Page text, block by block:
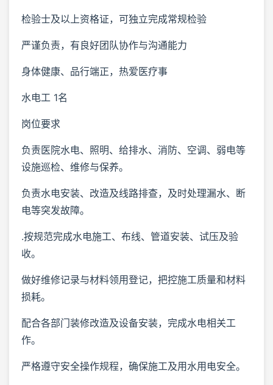
检验士及以上资格证，可独立完成常规检验
严谨负责，有良好团队协作与沟通能力
身体健康、品行端正，热爱医疗事
水电工 1名
岗位要求
负责医院水电、照明、给排水、消防、空调、弱电等
设施巡检、维修与保养。
负责水电安装、改造及线路排查，及时处理漏水、断
电等突发故障。
.按规范完成水电施工、布线、管道安装、试压及验
收。
做好维修记录与材料领用登记，把控施工质量和材料
损耗。
配合各部门装修改造及设备安装，完成水电相关工
作。
严格遵守安全操作规程，确保施工及用水用电安全。